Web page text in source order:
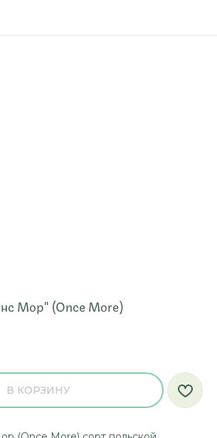
Мор" (Once More)
В КОРЗИНУ